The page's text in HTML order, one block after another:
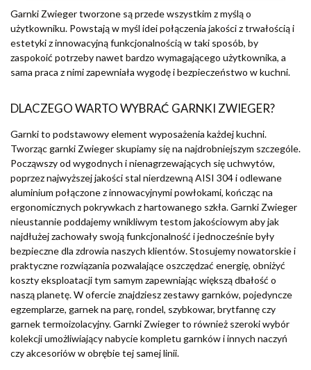
Garnki Zwieger tworzone są przede wszystkim z myślą o
użytkowniku. Powstają w myśl idei połączenia jakości z trwałością i
estetyki z innowacyjną funkcjonalnością w taki sposób, by
zaspokoić potrzeby nawet bardzo wymagającego użytkownika, a
sama praca z nimi zapewniała wygodę i bezpieczeństwo w kuchni.
DLACZEGO WARTO WYBRAĆ GARNKI ZWIEGER?
Garnki to podstawowy element wyposażenia każdej kuchni.
Tworząc garnki Zwieger skupiamy się na najdrobniejszym szczególe.
Począwszy od wygodnych i nienagrzewających się uchwytów,
poprzez najwyższej jakości stal nierdzewną AISI 304 i odlewane
aluminium połączone z innowacyjnymi powłokami, kończąc na
ergonomicznych pokrywkach z hartowanego szkła. Garnki Zwieger
nieustannie poddajemy wnikliwym testom jakościowym aby jak
najdłużej zachowały swoją funkcjonalność i jednocześnie były
bezpieczne dla zdrowia naszych klientów. Stosujemy nowatorskie i
praktyczne rozwiązania pozwalające oszczędzać energię, obniżyć
koszty eksploatacji tym samym zapewniając większą dbałość o
naszą planetę. W ofercie znajdziesz zestawy garnków, pojedyncze
egzemplarze, garnek na parę, rondel, szybkowar, brytfannę czy
garnek termoizolacyjny. Garnki Zwieger to również szeroki wybór
kolekcji umożliwiający nabycie kompletu garnków i innych naczyń
czy akcesoriów w obrębie tej samej linii.